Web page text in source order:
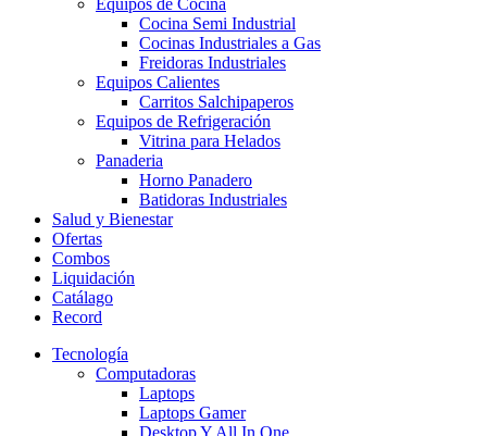
Equipos de Cocina
Cocina Semi Industrial
Cocinas Industriales a Gas
Freidoras Industriales
Equipos Calientes
Carritos Salchipaperos
Equipos de Refrigeración
Vitrina para Helados
Panaderia
Horno Panadero
Batidoras Industriales
Salud y Bienestar
Ofertas
Combos
Liquidación
Catálago
Record
Tecnología
Computadoras
Laptops
Laptops Gamer